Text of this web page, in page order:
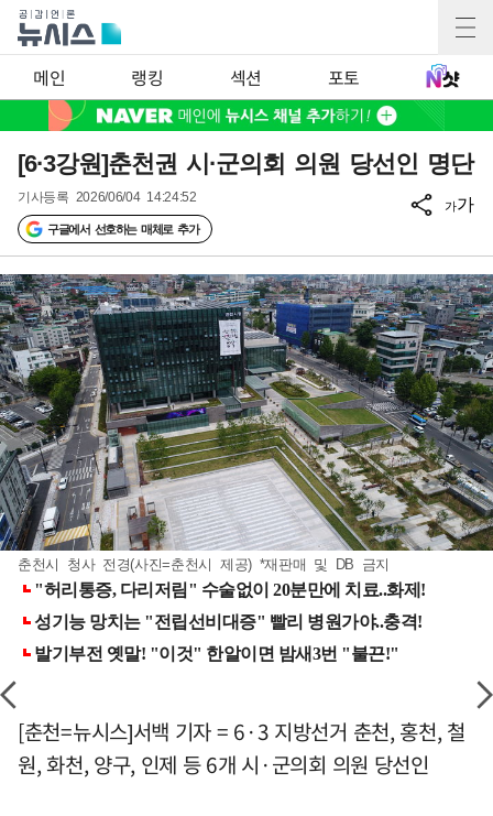
메인 랭킹 섹션 포토
[6·3강원]춘천권 시·군의회 의원 당선인 명단
기사등록 2026/06/04 14:24:52
구글에서 선호하는 매체로 추가
가가
춘천시 청사 전경(사진=춘천시 제공) *재판매 및 DB 금지
[춘천=뉴시스]서백 기자 = 6·3 지방선거 춘천, 홍천, 철
원, 화천, 양구, 인제 등 6개 시·군의회 의원 당선인